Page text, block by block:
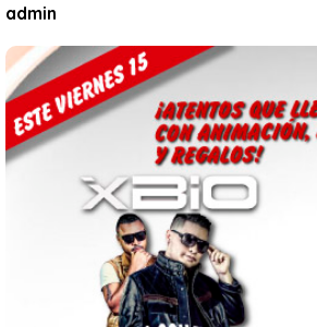
admin